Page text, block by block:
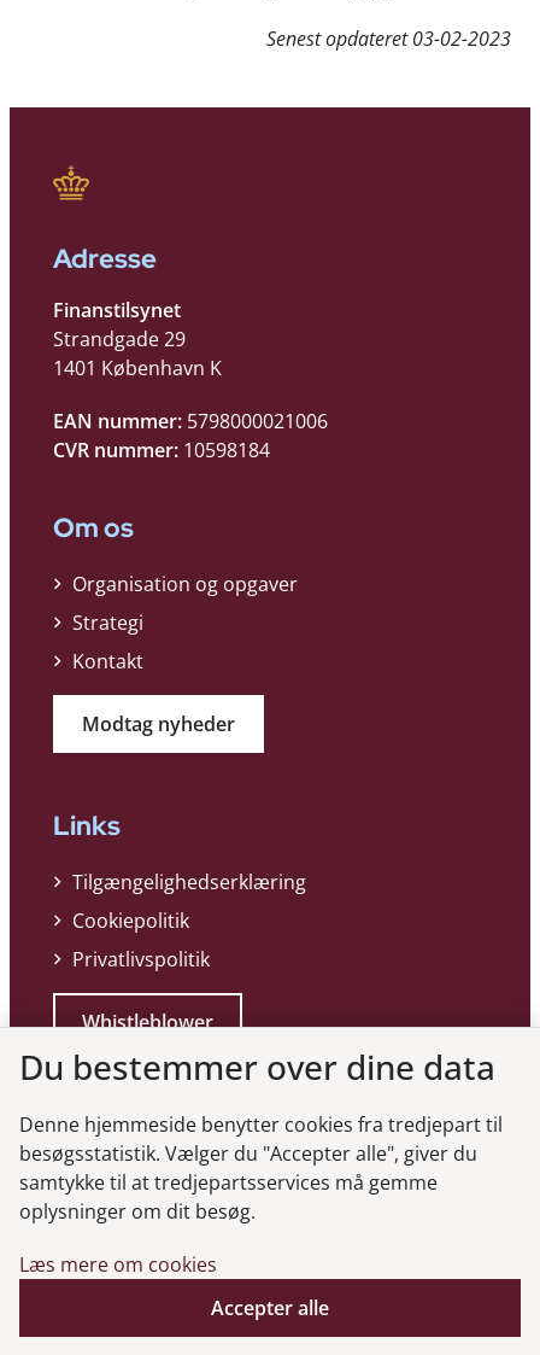
Senest opdateret03-02-2023
Adresse
Finanstilsynet
Strandgade 29
1401 København K
EAN nummer: 5798000021006
CVR nummer: 10598184
Om os
Organisation og opgaver
Strategi
Kontakt
Modtag nyheder
Links
Tilgængelighedserklæring
Cookiepolitik
Privatlivspolitik
Whistleblower
Genveje
Gå til virksomhedsregisteret
Gå til selskabsmeddelelser
Du bestemmer over dine data
Denne hjemmeside benytter cookies fra tredjepart til
besøgsstatistik. Vælger du "Accepter alle", giver du
samtykke til at tredjepartsservices må gemme
oplysninger om dit besøg.
Læs mere om cookies
Accepter alle